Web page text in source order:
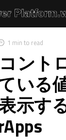
1 min to read
ント
いる
示す